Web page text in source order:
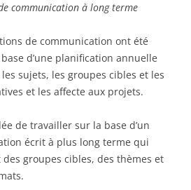
communication à long terme
de communication ont été
d’une planification annuelle
sujets, les groupes cibles et les
et les affecte aux projets.
de travailler sur la base d’un
écrit à plus long terme qui
groupes cibles, des thèmes et